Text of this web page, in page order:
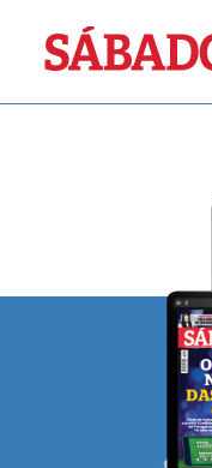
Sábado